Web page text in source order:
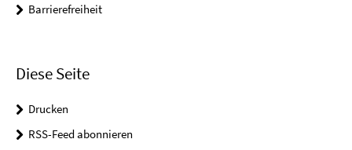
Barrierefreiheit
Diese Seite
Drucken
RSS-Feed abonnieren